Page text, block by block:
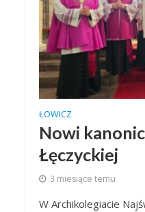
ŁOWICZ
Nowi
Łęczyckiej
3 miesiące temu
W Archikolegiacie